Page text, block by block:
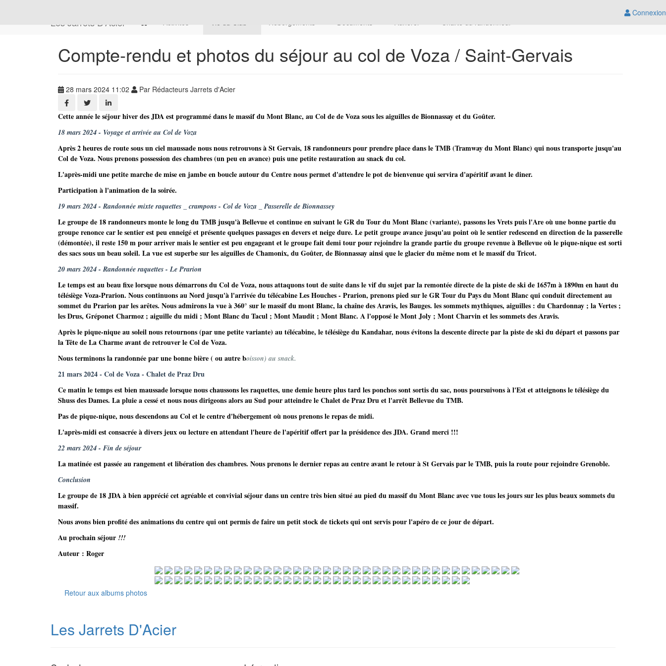
Connexion
Les Jarrets D'Acier Activités Vie du Club Hébergements Documents Adhérer Charte du randonneur
Compte-rendu et photos du séjour au col de Voza / Saint-Gervais
28 mars 2024 11:02 Par Rédacteurs Jarrets d'Acier
‌Cette année le séjour hiver des JDA est programmé dans le massif du Mont Blanc, au Col de de Voza sous les aiguilles de Bionnassay et du Goûter.
18 mars 2024 - Voyage et arrivée au Col de Voza
Après 2 heures de route sous un ciel maussade nous nous retrouvons à St Gervais, 18 randonneurs pour prendre place dans le TMB (Tramway du Mont Blanc) qui nous transporte jusqu'au
Col de Voza. Nous prenons possession des chambres (un peu en avance) puis une petite restauration au snack du col.
L'après-midi une petite marche de mise en jambe en boucle autour du Centre nous permet d'attendre le pot de bienvenue qui servira d'apéritif avant le diner.
Participation à l'animation de la soirée.
19 mars 2024 - Randonnée mixte raquettes _ crampons - Col de Voza _ Passerelle de Bionnassey
Le groupe de 18 randonneurs monte le long du TMB jusqu'à Bellevue et continue en suivant le GR du Tour du Mont Blanc (variante), passons les Vrets puis l'Are où une bonne partie du
groupe renonce car le sentier est peu enneigé et présente quelques passages en devers et neige dure. Le petit groupe avance jusqu'au point où le sentier redescend en direction de la passerelle
(démontée), il reste 150 m pour arriver mais le sentier est peu engageant et le groupe fait demi tour pour rejoindre la grande partie du groupe revenue à Bellevue où le pique-nique est sorti
des sacs sous un beau soleil. La vue est superbe sur les aiguilles de Chamonix, du Goûter, de Bionnassay ainsi que le glacier du même nom et le massif du Tricot.
20 mars 2024 - Randonnée raquettes - Le Prarion
Le temps est au beau fixe lorsque nous démarrons du Col de Voza, nous attaquons tout de suite dans le vif du sujet par la remontée directe de la piste de ski de 1657m à 1890m en haut du
télésiège Voza-Prarion. Nous continuons au Nord jusqu'à l'arrivée du télécabine Les Houches - Prarion, prenons pied sur le GR Tour du Pays du Mont Blanc qui conduit directement au
sommet du Prarion par les arêtes. Nous admirons la vue à 360° sur le massif du mont Blanc, la chaîne des Aravis, les Bauges. les sommets mythiques, aiguilles : du Chardonnay ; la Vertes ;
les Drus, Gréponet Charmoz ; aiguille du midi ; Mont Blanc du Tacul ; Mont Maudit ; Mont Blanc. A l'opposé le Mont Joly ; Mont Charvin et les sommets des Aravis.
Après le pique-nique au soleil nous retournons (par une petite variante) au télécabine, le télésiège du Kandahar, nous évitons la descente directe par la piste de ski du départ et passons par
la Tête de La Charme avant de retrouver le Col de Voza.
Nous terminons la randonnée par une bonne bière ( ou autre boisson) au snack.
21 mars 2024 - Col de Voza - Chalet de Praz Dru
Ce matin le temps est bien maussade lorsque nous chaussons les raquettes, une demie heure plus tard les ponchos sont sortis du sac, nous poursuivons à l'Est et atteignons le télésiège du
Shuss des Dames. La pluie a cessé et nous nous dirigeons alors au Sud pour atteindre le Chalet de Praz Dru et l'arrêt Bellevue du TMB.
Pas de pique-nique, nous descendons au Col et le centre d'hébergement où nous prenons le repas de midi.
L'après-midi est consacrée à divers jeux ou lecture en attendant l'heure de l'apéritif offert par la présidence des JDA. Grand merci !!!
22 mars 2024 - Fin de séjour
La matinée est passée au rangement et libération des chambres. Nous prenons le dernier repas au centre avant le retour à St Gervais par le TMB, puis la route pour rejoindre Grenoble.
Conclusion
Le groupe de 18 JDA à bien apprécié cet agréable et convivial séjour dans un centre très bien situé au pied du massif du Mont Blanc avec vue tous les jours sur les plus beaux sommets du
massif.
Nous avons bien profité des animations du centre qui ont permis de faire un petit stock de tickets qui ont servis pour l'apéro de ce jour de départ.
Au prochain séjour !!!
Auteur : Roger
Retour aux albums photos
Les Jarrets D'Acier